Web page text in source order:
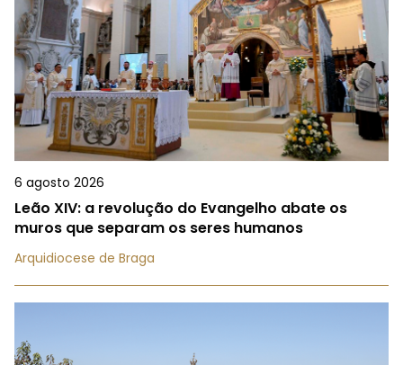
6 agosto 2026
Leão XIV: a revolução do Evangelho abate os
muros que separam os seres humanos
Arquidiocese de Braga